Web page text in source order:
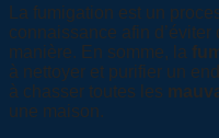
La fumigation est un
connaissance afin
manière. En somme, la
à nettoyer et purifier un
à chasser toutes les
une maison.